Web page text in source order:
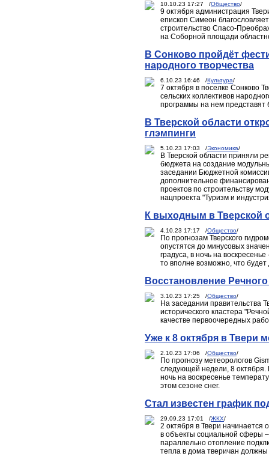
10.10.23 17:27 /Общество/
9 октября администрация
епископ Симеон
строительство Спасо-
на Соборной площади
В Сонково пройдёт
народного творчества
6.10.23 16:46 /Культура/
7 октября в поселке Сонково
сельских коллективов
программы на нем представят
В Тверской области
глэмпинги
5.10.23 17:03 /Экономика/
В Тверской области приняли
бюджета на создание
заседании Бюджетной
дополнительное
проектов по строительству
нацпроекта "Туризм и
К выходным в Тверской
4.10.23 17:17 /Общество/
По прогнозам Тверского
опустятся до минусовых
градуса, в ночь на
то вполне возможно, что
Восстановление
3.10.23 17:25 /Общество/
На заседании правительства
исторического кластера
качестве первоочередных
Уже к 8 октября в Твери
2.10.23 17:06 /Общество/
По прогнозу метеорологов
следующей недели, 8 октября.
ночь на воскресенье
этом сезоне снег.
Стал известен график
29.09.23 17:01 /ЖКХ/
2 октября в Твери начинается
в объекты социальной сферы
параллельно отопление
тепла в дома тверичан